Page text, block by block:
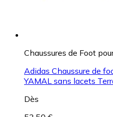
Chaussures de Foot
Adidas Chaussure de
YAMAL sans lacets
Dès